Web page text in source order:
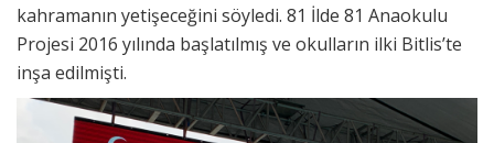
kahramanın yetişeceğini söyledi. 81 İlde 81 Anaokulu
Projesi 2016 yılında başlatılmış ve okulların ilki Bitlis’te
inşa edilmişti.